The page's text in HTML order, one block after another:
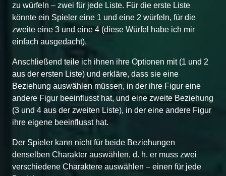
zu würfeln – zwei für jede Liste. Für die erste Liste
könnte ein Spieler eine 1 und eine 2 würfeln, für die
zweite eine 3 und eine 4 (diese Würfel habe ich mir
einfach ausgedacht).
Anschließend teile ich ihnen ihre Optionen mit (1 und 2
aus der ersten Liste) und erkläre, dass sie eine
Beziehung auswählen müssen, in der ihre Figur eine
andere Figur beeinflusst hat, und eine zweite Beziehung
(3 und 4 aus der zweiten Liste), in der eine andere Figur
ihre eigene beeinflusst hat.
Der Spieler kann nicht für beide Beziehungen
denselben Charakter auswählen, d. h. er muss zwei
verschiedene Charaktere auswählen – einen für jede